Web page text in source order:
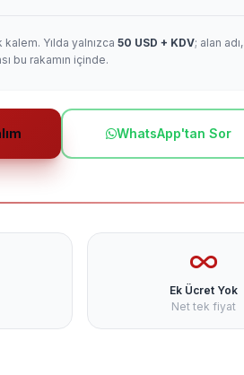
Yılda yalnızca 50 USD + KDV; alan adı,
bu rakamın içinde.
WhatsApp'tan Sor
Ek Ücret Yok
Net tek fiyat